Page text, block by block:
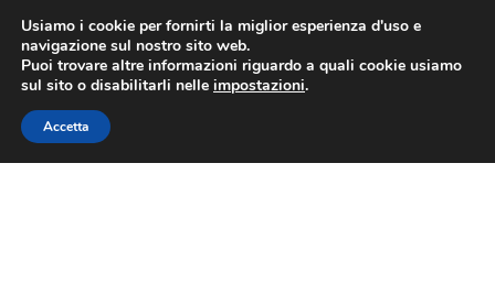
CONSEGNA da 7 EUR
Lun-Ven 9:00 - 16:00/800 580 290
Vai
alla
navigazione
Vai
al
contenuto
Usiamo i cookie per fornirti la miglior esperienza d'uso e
navigazione sul nostro sito web.
Puoi trovare altre informazioni riguardo a quali cookie usiamo
sul sito o disabilitarli nelle impostazioni.
Accetta